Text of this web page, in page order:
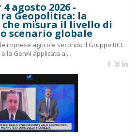
agosto 2026 -
Geopolitica: la
misura il livello di
scenario globale
imprese agricole secondo il Gruppo BCC
e la GenAI applicata ai...